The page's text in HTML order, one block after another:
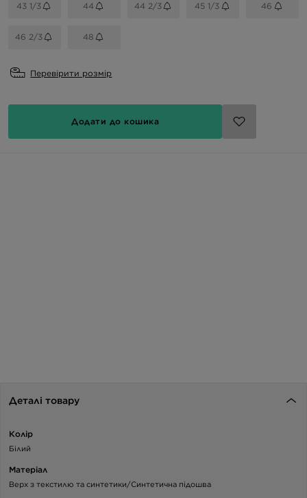
43 1/3 44 44 2/3 45 1/3 46
46 2/3 48
Перевірити розмір
Додати до кошика
Деталі товару
Колір
Білий
Матеріал
Верх з текстилю та синтетики/Синтетична підошва